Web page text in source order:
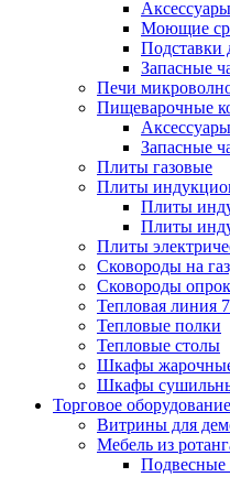
Моющие
Подставки
Запасные
Печи
Пищеварочные
Запасные
Плиты газовые
Плиты
Плиты
Плиты
Плиты
Сковороды на
Сковороды
Тепловая линия
Тепловые полки
Тепловые столы
Шкафы
Шкафы
Торговое оборудование
Витрины для
Мебель из
Подвесные